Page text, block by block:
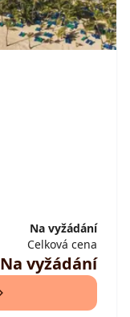
Na vyžádání
Celková cena
Na vyžádání